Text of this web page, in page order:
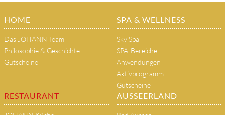
HOME
Das JOHANN Team
Philosophie & Geschichte
Gutscheine
SPA & WELLNESS
Sky Spa
SPA-Bereiche
Anwendungen
Aktivprogramm
Gutscheine
RESTAURANT AUSSEERLAND